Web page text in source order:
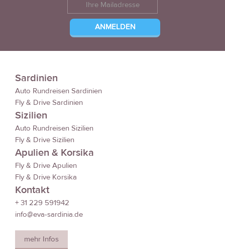
Sardinien
Auto Rundreisen Sardinien
Fly & Drive Sardinien
Sizilien
Auto Rundreisen Sizilien
Fly & Drive Sizilien
Apulien & Korsika
Fly & Drive Apulien
Fly & Drive Korsika
Kontakt
+ 31 229 591942
info@eva-sardinia.de
mehr Infos